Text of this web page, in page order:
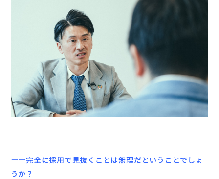
ーー完全に採用で見抜くことは無理だということでしょ
うか？